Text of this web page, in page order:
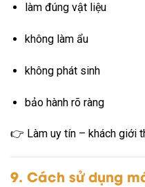
làm đúng vật liệu
không làm ẩu
không phát sinh
bảo hành rõ ràng
👉 Làm uy tín – khách giới
9. Cách sử dụng